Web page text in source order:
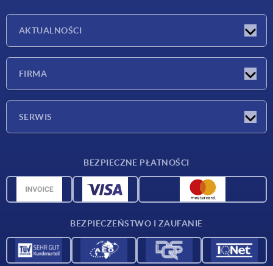
AKTUALNOŚCI
FIRMA
SERWIS
Dane CAD
BEZPIECZNE PŁATNOŚCI
BEZPIECZEŃSTWO I ZAUFANIE